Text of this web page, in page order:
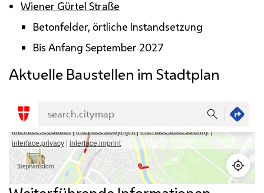
Wiener Gürtel Straße
Betonfelder, örtliche Instandsetzung
Bis Anfang September 2027
Aktuelle Baustellen im Stadtplan